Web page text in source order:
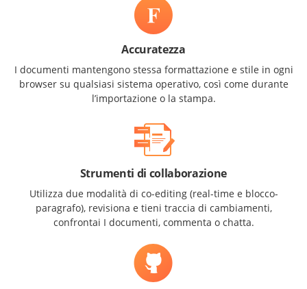
Accuratezza
I documenti mantengono stessa formattazione e stile in ogni
browser su qualsiasi sistema operativo, così come durante
l’importazione o la stampa.
Strumenti di collaborazione
Utilizza due modalità di co-editing (real-time e blocco-
paragrafo), revisiona e tieni traccia di cambiamenti,
confrontai I documenti, commenta o chatta.